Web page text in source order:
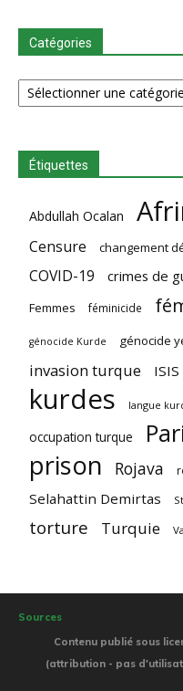
Catégories
Catégories
Étiquettes
Abdullah Ocalan
Censure changement
COVID-19 crimes de
Femmes féminicide
génocide Kurde génocide
invasion turque ISIS
kurdes langue
occupation turque
prison Rojava
Selahattin Demirtas
torture Turquie
Sources
Contenu publié sous
(attribution - pas